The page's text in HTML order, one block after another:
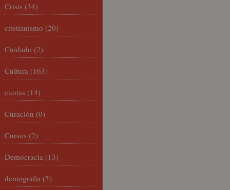
Crisis (34)
cristianismo (20)
Cuidado (2)
Cultura (163)
cuotas (14)
Curación (0)
Cursos (2)
Democracia (13)
demografia (5)